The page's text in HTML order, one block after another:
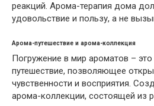
реакций. Арома-терапия дома
удовольствие и пользу, а не
Арома-путешествие и арома-коллекция
Погружение в мир ароматов –
путешествие, позволяющее
чувственности и восприятия.
арома-коллекции, состоящей из